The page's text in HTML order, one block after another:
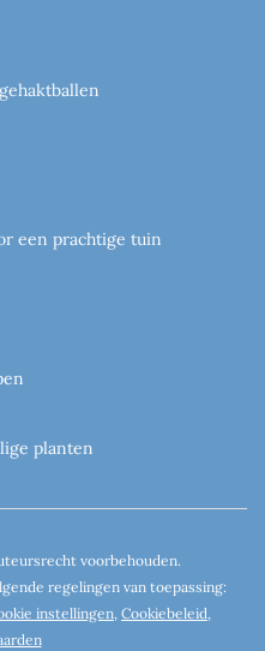
een prachtige tuin
planten
voorbehouden.
regelingen van toepassing:
instellingen Cookiebeleid